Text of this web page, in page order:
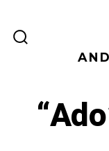
direto
PESQUISA